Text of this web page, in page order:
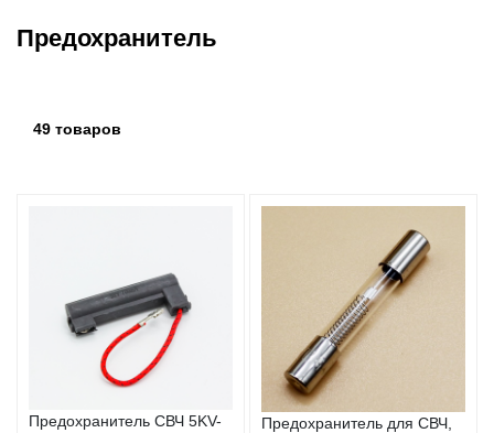
Предохранитель
49 товаров
Предохранитель СВЧ 5KV-
Предохранитель для СВЧ,